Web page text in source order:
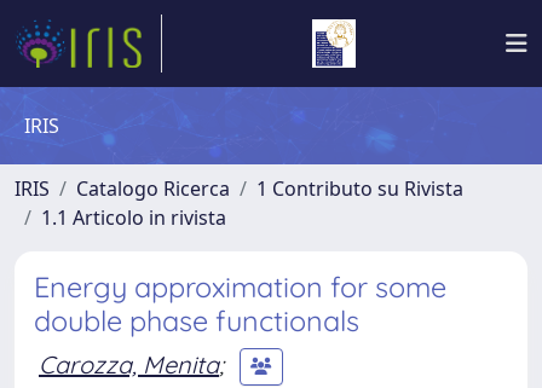
IRIS
IRIS Catalogo Ricerca
1 Contributo su Rivista
1.1 Articolo in rivista
Energy approximation for some
double phase functionals
Carozza, Menita;